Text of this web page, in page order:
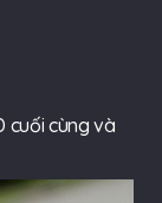
cuối cùng và